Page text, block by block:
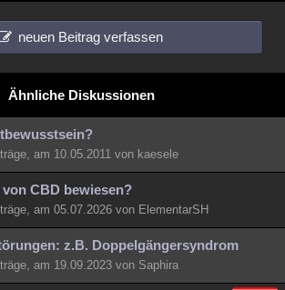
neuen Beitrag verfassen
Ähnliche Diskussionen
am 10.05.2011 von kaesele
CBD bewiesen?
am 05.07.2026 von ElementarSH
z.B. Doppelgängersyndrom
am 19.09.2023 von Saphira